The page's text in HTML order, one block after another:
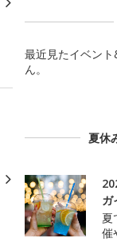
最近見たイベン
ん。
夏休
ガ
夏
催